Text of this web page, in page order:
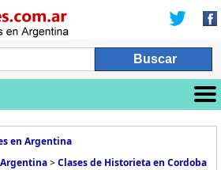
en Argentina
>Clases de Historieta en Cordoba